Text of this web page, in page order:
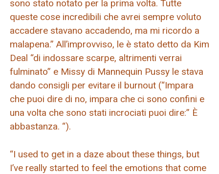
sono stato notato per la prima volta. Tutte
queste cose incredibili che avrei sempre voluto
accadere stavano accadendo, ma mi ricordo a
malapena.” All’improvviso, le è stato detto da Kim
Deal “di indossare scarpe, altrimenti verrai
fulminato” e Missy di Mannequin Pussy le stava
dando consigli per evitare il burnout (“Impara
che puoi dire di no, impara che ci sono confini e
una volta che sono stati incrociati puoi dire:” È
abbastanza. “).
“I used to get in a daze about these things, but
I’ve really started to feel the emotions that come